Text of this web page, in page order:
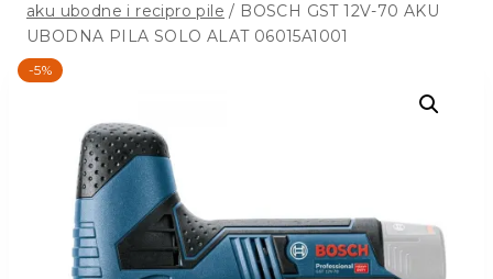
aku ubodne i recipro pile / BOSCH GST 12V-70 AKU
UBODNA PILA SOLO ALAT 06015A1001
-5%